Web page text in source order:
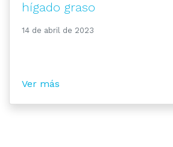
hígado graso
14 de abril de 2023
Ver más